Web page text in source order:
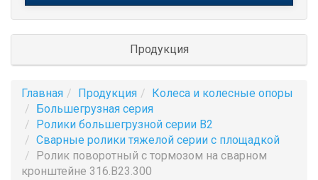
Продукция
Главная Продукция
Колеса и колесные опоры
Большегрузная серия
Ролики большегрузной серии B2
Сварные ролики тяжелой серии с площадкой
Ролик поворотный с тормозом на сварном
кронштейне 316.B23.300